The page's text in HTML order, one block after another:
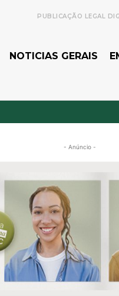
PUBLICAÇÃO LEGAL
NOTICIAS GERAIS
- Anúncio -